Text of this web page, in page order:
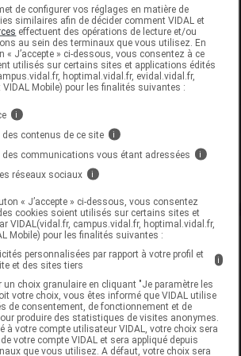
la fiche laboratoire
produit
de configurer vos réglages en matière de
similaires afin de décider comment VIDAL et
effectuent des opérations de lecture et/ou
au sein des terminaux que vous utilisez. En
« J’accepte » ci-dessous, vous consentez à ce
utilisés sur certains sites et applications édités
hoptimal.vidal.fr, evidal.vidal.fr,
Mobile) pour les finalités suivantes :
i
contenus de ce site i
communications vous étant adressées i
réseaux sociaux i
« J’accepte » ci-dessous, vous consentez
cookies soient utilisés sur certains sites et
VIDAL(vidal.fr, campus.vidal.fr, hoptimal.vidal.fr,
Mobile) pour les finalités suivantes :
personnalisées par rapport à votre profil et
et des sites tiers
i
un choix granulaire en cliquant "Je paramètre les
votre choix, vous êtes informé que VIDAL utilise
de consentement, de fonctionnement et de
produire des statistiques de visites anonymes.
à votre compte utilisateur VIDAL, votre choix sera
votre compte VIDAL et sera appliqué depuis
que vous utilisez. A défaut, votre choix sera